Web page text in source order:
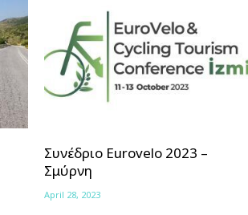
Συνέδριο Eurovelo 2023 –
Σμύρνη
April 28, 2023